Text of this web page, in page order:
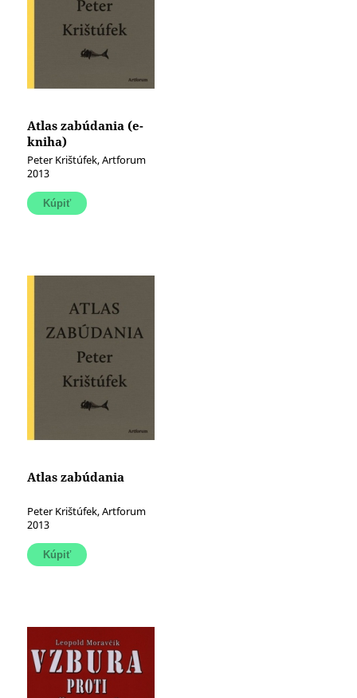
Atlas zabúdania (e-
kniha)
Peter Krištúfek, Artforum
2013
Atlas zabúdania
Peter Krištúfek, Artforum
2013